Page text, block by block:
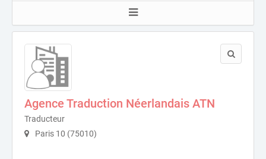
Agence Traduction Néerlandais ATN
Traducteur
Paris 10 (75010)